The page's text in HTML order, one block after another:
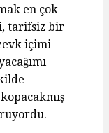
en çok
tarifsiz bir
içimi